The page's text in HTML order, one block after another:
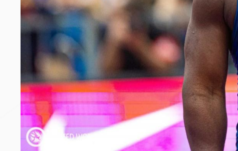
Spese per l’accesso alla Giustizia
Gare e Risultati
Archivio eventi
Dove siamo
Comitati Regionali
Società
La Federazione
Cerca Società Sportive
Media
Rassegna stampa
Pubblicazioni FIJLKAM
Libreria FIJLKAM
Athlon.net